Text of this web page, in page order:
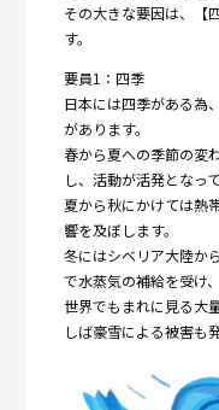
その大きな要因は、【
す。
要員1：四季
日本には四季がある為
があります。
春から夏への季節の変
し、活動が活発となっ
夏から秋にかけては熱
響を及ぼします。
冬にはシベリア大陸か
で水蒸気の補給を受け
世界でもまれに見る大
しば豪雪による被害も